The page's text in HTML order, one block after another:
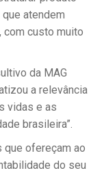
atendem
com custo muito
da MAG
a relevância
vidas e as
brasileira”.
ofereçam ao
do seu